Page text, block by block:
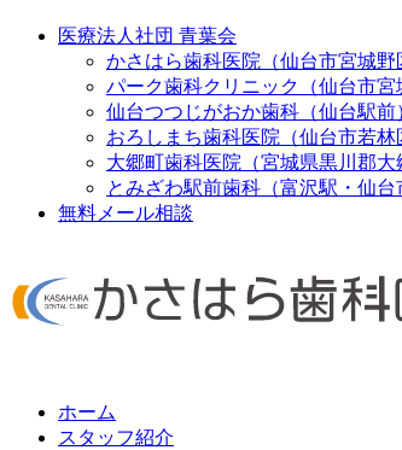
医療法人社団 青葉会
かさはら歯科医院（仙台市宮城野
パーク歯科クリニック（仙台市宮
仙台つつじがおか歯科（仙台駅前
おろしまち歯科医院（仙台市若林
大郷町歯科医院（宮城県黒川郡大
とみざわ駅前歯科（富沢駅・仙台
無料メール相談
ホーム
スタッフ紹介